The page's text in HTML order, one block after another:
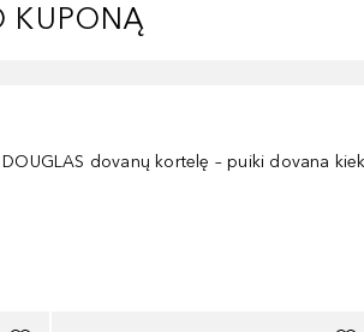
KUPONĄ
dovanų kortelę – puiki dovana